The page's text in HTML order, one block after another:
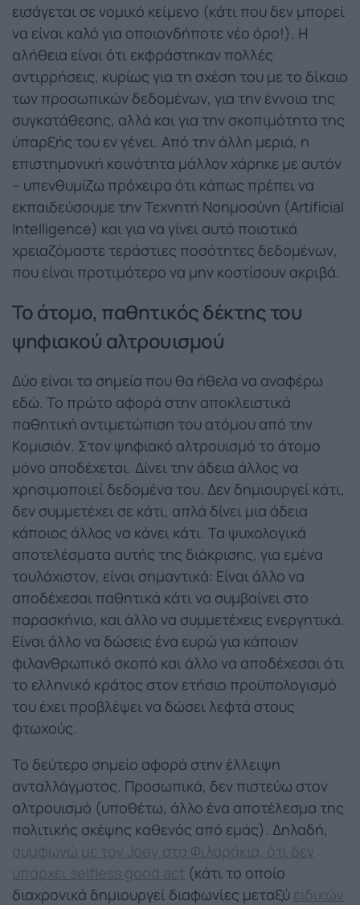
εισάγεται σε νομικό κείμενο (κάτι που δεν μπορεί
να είναι καλό για οποιονδήποτε νέο όρο!). Η
αλήθεια είναι ότι εκφράστηκαν πολλές
αντιρρήσεις, κυρίως για τη σχέση του με το δίκαιο
των προσωπικών δεδομένων, για την έννοια της
συγκατάθεσης, αλλά και για την σκοπιμότητα της
ύπαρξής του εν γένει. Από την άλλη μεριά, η
επιστημονική κοινότητα μάλλον χάρηκε με αυτόν
– υπενθυμίζω πρόχειρα ότι κάπως πρέπει να
εκπαιδεύσουμε την Τεχνητή Νοημοσύνη (Artificial
Intelligence) και για να γίνει αυτό ποιοτικά
χρειαζόμαστε τεράστιες ποσότητες δεδομένων,
που είναι προτιμότερο να μην κοστίσουν ακριβά.
Το άτομο, παθητικός δέκτης του
ψηφιακού αλτρουισμού
Δύο είναι τα σημεία που θα ήθελα να αναφέρω
εδώ. Το πρώτο αφορά στην αποκλειστικά
παθητική αντιμετώπιση του ατόμου από την
Κομισιόν. Στον ψηφιακό αλτρουισμό το άτομο
μόνο αποδέχεται. Δίνει την άδεια άλλος να
χρησιμοποιεί δεδομένα του. Δεν δημιουργεί κάτι,
δεν συμμετέχει σε κάτι, απλά δίνει μια άδεια
κάποιος άλλος να κάνει κάτι. Τα ψυχολογικά
αποτελέσματα αυτής της διάκρισης, για εμένα
τουλάχιστον, είναι σημαντικά: Είναι άλλο να
αποδέχεσαι παθητικά κάτι να συμβαίνει στο
παρασκήνιο, και άλλο να συμμετέχεις ενεργητικά.
Είναι άλλο να δώσεις ένα ευρώ για κάποιον
φιλανθρωπικό σκοπό και άλλο να αποδέχεσαι ότι
το ελληνικό κράτος στον ετήσιο προϋπολογισμό
του έχει προβλέψει να δώσει λεφτά στους
φτωχούς.
Το δεύτερο σημείο αφορά στην έλλειψη
ανταλλάγματος. Προσωπικά, δεν πιστεύω στον
αλτρουισμό (υποθέτω, άλλο ένα αποτέλεσμα της
πολιτικής σκέψης καθενός από εμάς). Δηλαδή,
συμφωνώ με τον Joey στα Φιλαράκια, ότι δεν
υπάρχει selfless good act (κάτι το οποίο
διαχρονικά δημιουργεί διαφωνίες μεταξύ ειδικών